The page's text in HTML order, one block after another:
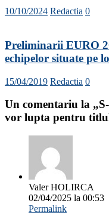
10/10/2024 Redactia 0
Preliminarii EURO
echipelor situate pe
15/04/2019 Redactia 0
Un comentariu la „
vor lupta pentru
Valer HOLIRCA
02/04/2025 la 00:53
Permalink